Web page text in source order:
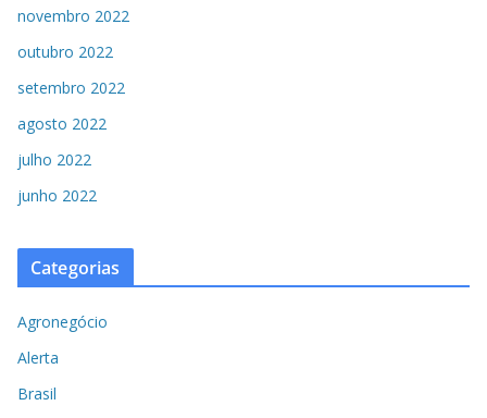
novembro 2022
outubro 2022
setembro 2022
agosto 2022
julho 2022
junho 2022
Categorias
Agronegócio
Alerta
Brasil